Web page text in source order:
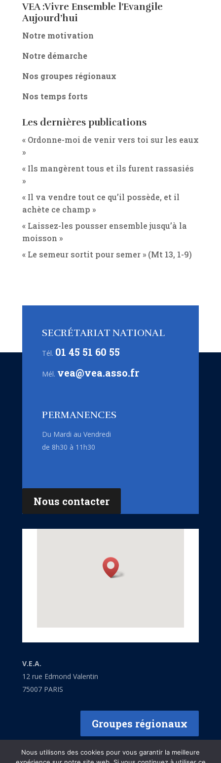
VEA :Vivre Ensemble l’Evangile
Aujourd’hui
Notre motivation
Notre démarche
Nos groupes régionaux
Nos temps forts
Les dernières publications
« Ordonne-moi de venir vers toi sur les eaux
»
« Ils mangèrent tous et ils furent rassasiés
»
« Il va vendre tout ce qu’il possède, et il
achète ce champ »
« Laissez-les pousser ensemble jusqu’à la
moisson »
« Le semeur sortit pour semer » (Mt 13, 1-9)
SECRÉTARIAT NATIONAL
Tél. 01 45 51 60 55
Mél. vea@vea.asso.fr
PERMANENCES
Du Mardi au Vendredi
de 8h30 à 11h30
Nous contacter
V.E.A.
12 rue Edmond Valentin
75007 PARIS
Groupes régionaux
Nous utilisons des cookies pour vous garantir la meilleure